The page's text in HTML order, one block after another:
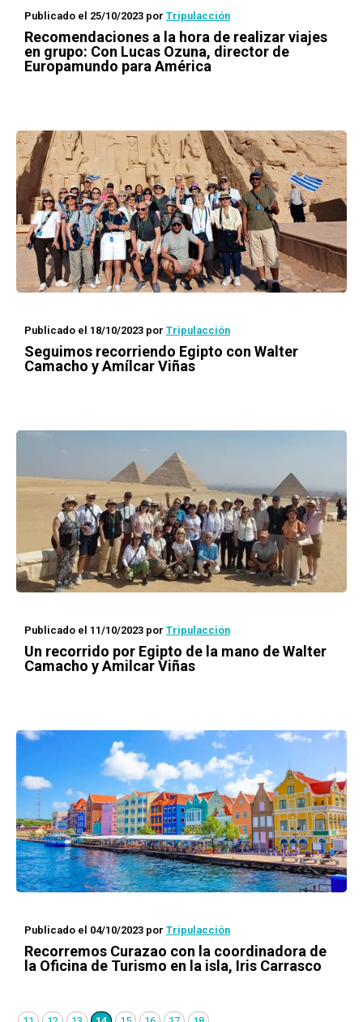
Publicado el 25/10/2023 por Tripulacción
Recomendaciones a la hora de realizar viajes
en grupo: Con Lucas Ozuna, director de
Europamundo para América
Publicado el 18/10/2023 por Tripulacción
Seguimos recorriendo Egipto con Walter
Camacho y Amílcar Viñas
Publicado el 11/10/2023 por Tripulacción
Un recorrido por Egipto de la mano de Walter
Camacho y Amilcar Viñas
Publicado el 04/10/2023 por Tripulacción
Recorremos Curazao con la coordinadora de
la Oficina de Turismo en la isla, Iris Carrasco